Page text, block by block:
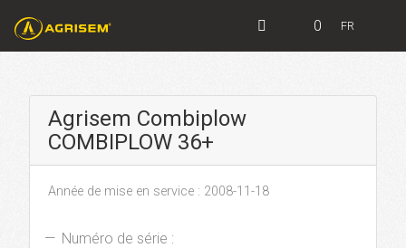
0 FR
Agrisem Combiplow
COMBIPLOW 36+
Année de mise en service : 2008-11-18
Numéro de série :